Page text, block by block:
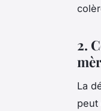
2.
La
peut